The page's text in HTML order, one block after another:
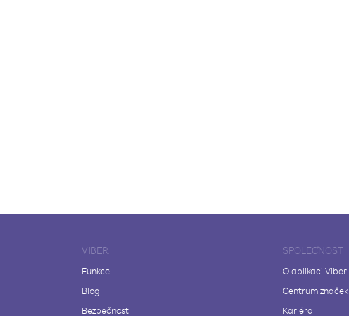
VIBER
Funkce
Blog
Bezpečnost
SPOLEČNOST
O aplikaci Viber
Centrum značek
Kariéra